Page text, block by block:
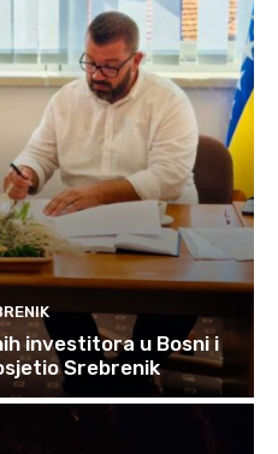
investitora u Bosni i
Srebrenik